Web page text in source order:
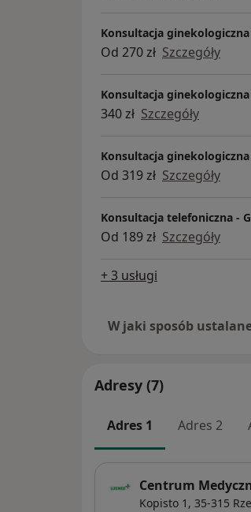
Konsultacja ginekologiczna
Od 270 zł Szczegóły
Konsultacja
340 zł Szczegóły
Konsultacja
Od 319 zł Szczegóły
Konsultacja telefoniczna -
Od 189 zł Szczegóły
+ 3 usługi
W jaki sposób
Adresy (7)
Adres 1 Adres 2
Centrum
Kopisto 1, 35-315